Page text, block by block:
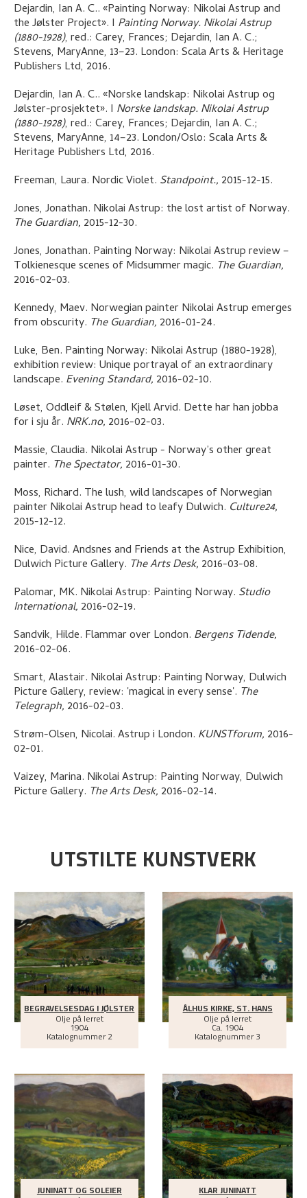
Dejardin, Ian A. C..«Painting Norway: Nikolai Astrup and
the Jølster Project». I Painting Norway. Nikolai Astrup
(1880-1928), red.: Carey, Frances; Dejardin, Ian A. C.;
Stevens, MaryAnne, 13–23. London: Scala Arts & Heritage
Publishers Ltd, 2016.
Dejardin, Ian A. C..«Norske landskap: Nikolai Astrup og
Jølster-prosjektet». I Norske landskap. Nikolai Astrup
(1880-1928), red.: Carey, Frances; Dejardin, Ian A. C.;
Stevens, MaryAnne, 14–23. London/Oslo: Scala Arts &
Heritage Publishers Ltd, 2016.
Freeman, Laura. Nordic Violet. Standpoint., 2015-12-15.
Jones, Jonathan. Nikolai Astrup: the lost artist of Norway.
The Guardian, 2015-12-30.
Jones, Jonathan. Painting Norway: Nikolai Astrup review –
Tolkienesque scenes of Midsummer magic. The Guardian,
2016-02-03.
Kennedy, Maev. Norwegian painter Nikolai Astrup emerges
from obscurity. The Guardian, 2016-01-24.
Luke, Ben. Painting Norway: Nikolai Astrup (1880-1928),
exhibition review: Unique portrayal of an extraordinary
landscape. Evening Standard, 2016-02-10.
Løset, Oddleif & Stølen, Kjell Arvid. Dette har han jobba
for i sju år. NRK.no, 2016-02-03.
Massie, Claudia. Nikolai Astrup - Norway’s other great
painter. The Spectator, 2016-01-30.
Moss, Richard. The lush, wild landscapes of Norwegian
painter Nikolai Astrup head to leafy Dulwich. Culture24,
2015-12-12.
Nice, David.Andsnes and Friends at the Astrup Exhibition,
Dulwich Picture Gallery. The Arts Desk, 2016-03-08.
Palomar, MK. Nikolai Astrup: Painting Norway. Studio
International, 2016-02-19.
Sandvik, Hilde. Flammar over London. Bergens Tidende,
2016-02-06.
Smart, Alastair. Nikolai Astrup: Painting Norway, Dulwich
Picture Gallery, review: 'magical in every sense'. The
Telegraph, 2016-02-03.
Strøm-Olsen, Nicolai.Astrup i London. KUNSTforum, 2016-
02-01.
Vaizey, Marina. Nikolai Astrup: Painting Norway, Dulwich
Picture Gallery. The Arts Desk, 2016-02-14.
UTSTILTE KUNSTVERK
BEGRAVELSESDAG I JØLSTER
Olje på lerret
1904
Katalognummer 2
ÅLHUS KIRKE, ST. HANS
Olje på lerret
Ca. 1904
Katalognummer 3
JUNINATT OG SOLEIER KLAR JUNINATT